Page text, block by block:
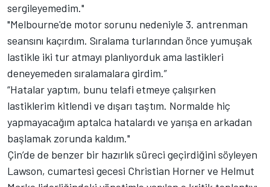
sergileyemedim."
"Melbourne'de motor sorunu nedeniyle 3. antrenman
seansını kaçırdım. Sıralama turlarından önce yumuşak
lastikle iki tur atmayı planlıyorduk ama lastikleri
deneyemeden sıralamalara girdim.”
“Hatalar yaptım, bunu telafi etmeye çalışırken
lastiklerim kitlendi ve dışarı taştım. Normalde hiç
yapmayacağım aptalca hatalardı ve yarışa en arkadan
başlamak zorunda kaldım."
Çin’de de benzer bir hazırlık süreci geçirdiğini söyleyen
Lawson, cumartesi gecesi Christian Horner ve Helmut